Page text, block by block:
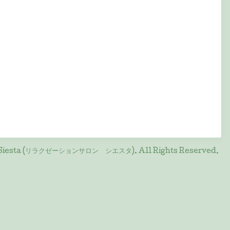
(リラクゼーションサロン シエスタ). All Rights Reserved.